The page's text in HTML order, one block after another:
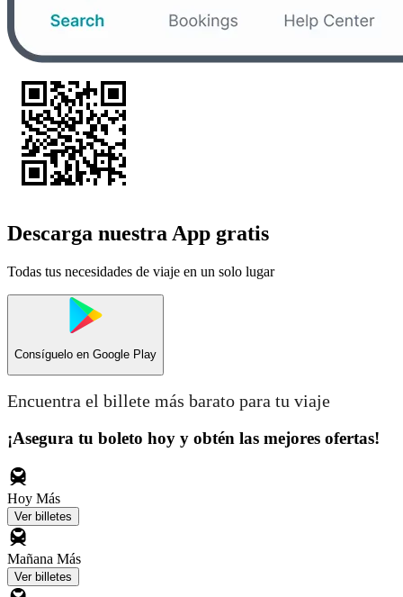
Descarga nuestra App gratis
Todas tus necesidades de viaje en un solo lugar
Consíguelo en Google Play
Encuentra el billete más barato para tu viaje
¡Asegura tu boleto hoy y obtén las mejores ofertas!
Hoy Más
Ver billetes
Mañana Más
Ver billetes